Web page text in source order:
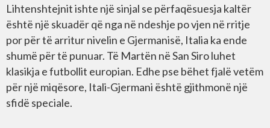
Lihtenshtejnit ishte një sinjal se përfaqësuesja kaltër
është një skuadër që nga në ndeshje po vjen në rritje
por për të arritur nivelin e Gjermanisë, Italia ka ende
shumë për të punuar. Të Martën në San Siro luhet
klasikja e futbollit europian. Edhe pse bëhet fjalë vetëm
për një miqësore, Itali-Gjermani është gjithmonë një
sfidë speciale.